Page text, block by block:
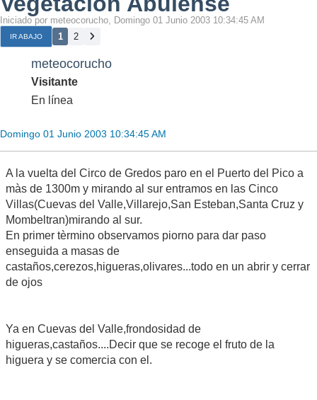
Iniciado por meteocorucho, Domingo 01 Junio 2003 10:34:45 AM
IR ABAJO 1 2
meteocorucho
Visitante
En línea
Domingo 01 Junio 2003 10:34:45 AM
A la vuelta del Circo de Gredos paro en el Puerto del Pico a
màs de 1300m y mirando al sur entramos en las Cinco
Villas(Cuevas del Valle,Villarejo,San Esteban,Santa Cruz y
Mombeltran)mirando al sur.
En primer tèrmino observamos piorno para dar paso
enseguida a masas de
castaños,cerezos,higueras,olivares...todo en un abrir y cerrar
de ojos
Ya en Cuevas del Valle,frondosidad de
higueras,castaños....Decir que se recoge el fruto de la
higuera y se comercia con el.